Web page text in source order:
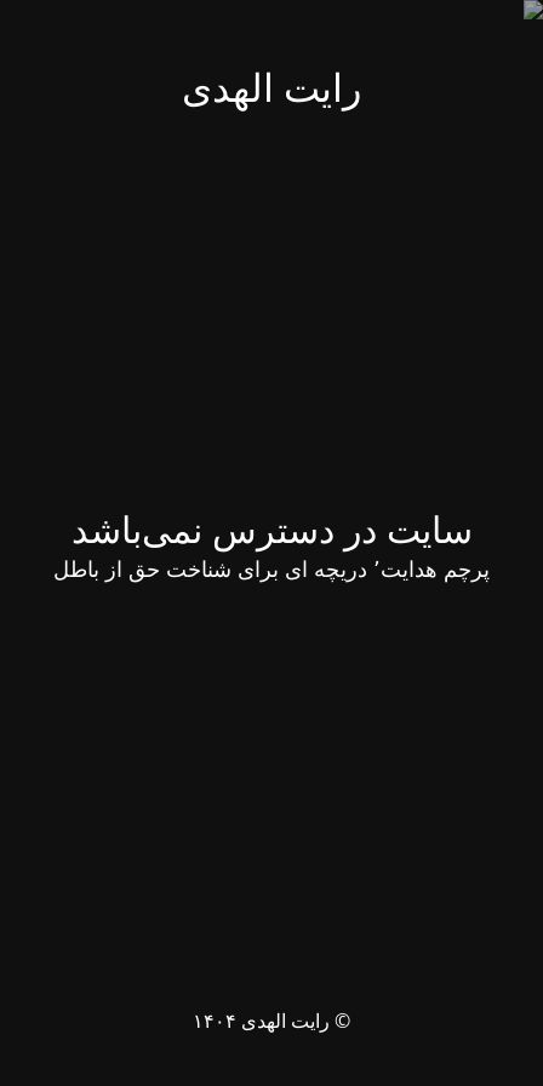
رایت الهدی
سایت در دسترس نمی‌باشد
پرچم هدایت٬ دریچه ای برای شناخت حق از باطل
© رایت الهدی ۱۴۰۴